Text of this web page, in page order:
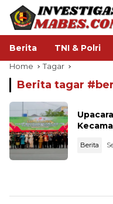
Berita TNI & Polri
Home Tagar
Berita tagar #
Berita